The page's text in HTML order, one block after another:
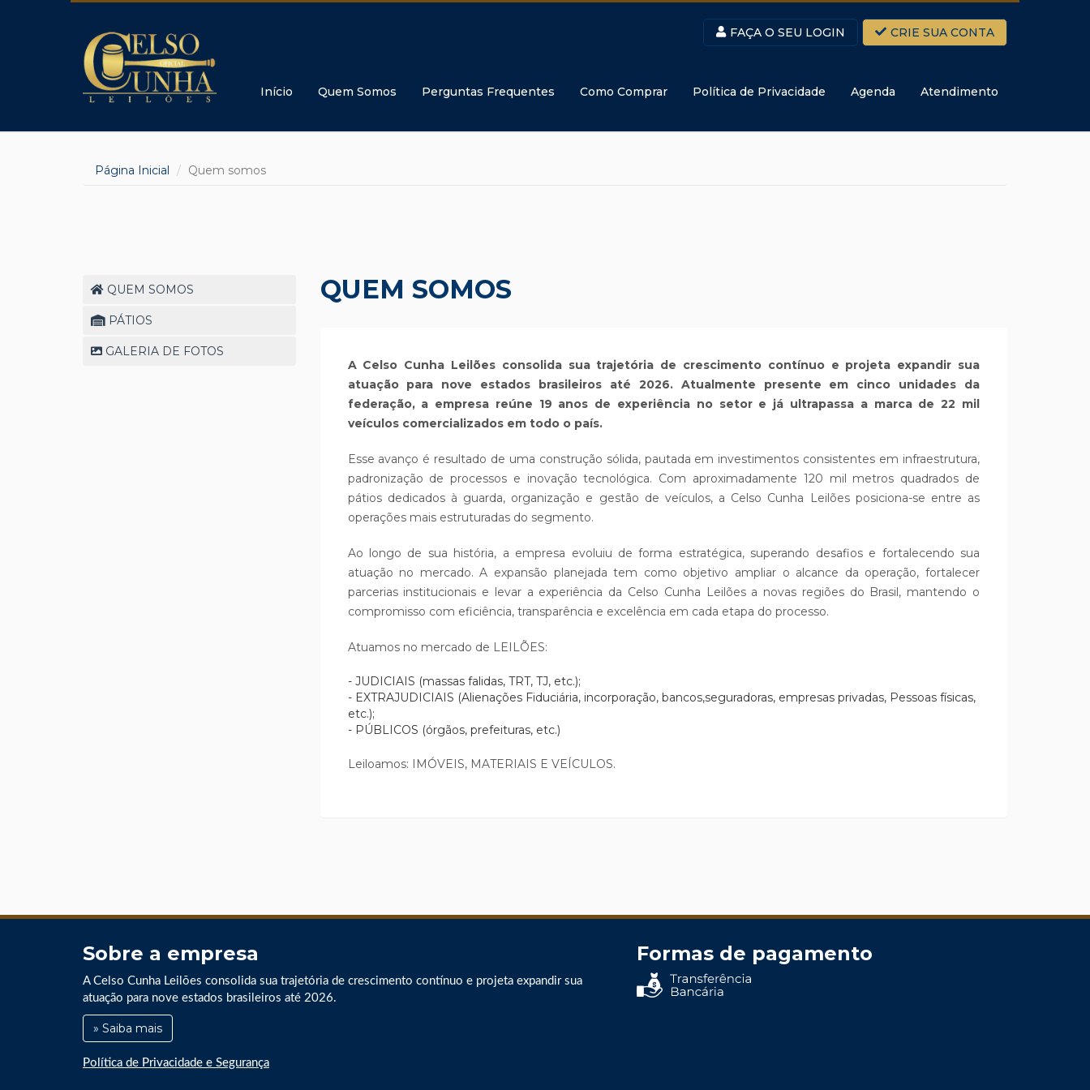
FAÇA O SEU LOGIN CRIE SUA CONTA
Início Quem Somos Perguntas Frequentes Como Comprar Política de Privacidade Agenda Atendimento
Página Inicial Quem somos
QUEM SOMOS
PÁTIOS
GALERIA DE FOTOS
QUEM SOMOS
A Celso Cunha Leilões consolida sua trajetória de crescimento contínuo e projeta expandir sua
atuação para nove estados brasileiros até 2026. Atualmente presente em cinco unidades da
federação, a empresa reúne 19 anos de experiência no setor e já ultrapassa a marca de 22 mil
veículos comercializados em todo o país.
Esse avanço é resultado de uma construção sólida, pautada em investimentos consistentes em infraestrutura,
padronização de processos e inovação tecnológica. Com aproximadamente 120 mil metros quadrados de
pátios dedicados à guarda, organização e gestão de veículos, a Celso Cunha Leilões posiciona-se entre as
operações mais estruturadas do segmento.
Ao longo de sua história, a empresa evoluiu de forma estratégica, superando desafios e fortalecendo sua
atuação no mercado. A expansão planejada tem como objetivo ampliar o alcance da operação, fortalecer
parcerias institucionais e levar a experiência da Celso Cunha Leilões a novas regiões do Brasil, mantendo o
compromisso com eficiência, transparência e excelência em cada etapa do processo.
Atuamos no mercado de LEILÕES:
- JUDICIAIS (massas falidas, TRT, TJ, etc.);
- EXTRAJUDICIAIS (Alienações Fiduciária, incorporação, bancos,seguradoras, empresas privadas, Pessoas físicas,
etc.);
- PÚBLICOS (órgãos, prefeituras, etc.)
Leiloamos: IMÓVEIS, MATERIAIS E VEÍCULOS.
Sobre a empresa
A Celso Cunha Leilões consolida sua trajetória de crescimento contínuo e projeta expandir sua
atuação para nove estados brasileiros até 2026.
» Saiba mais
Política de Privacidade e Segurança
Formas de pagamento